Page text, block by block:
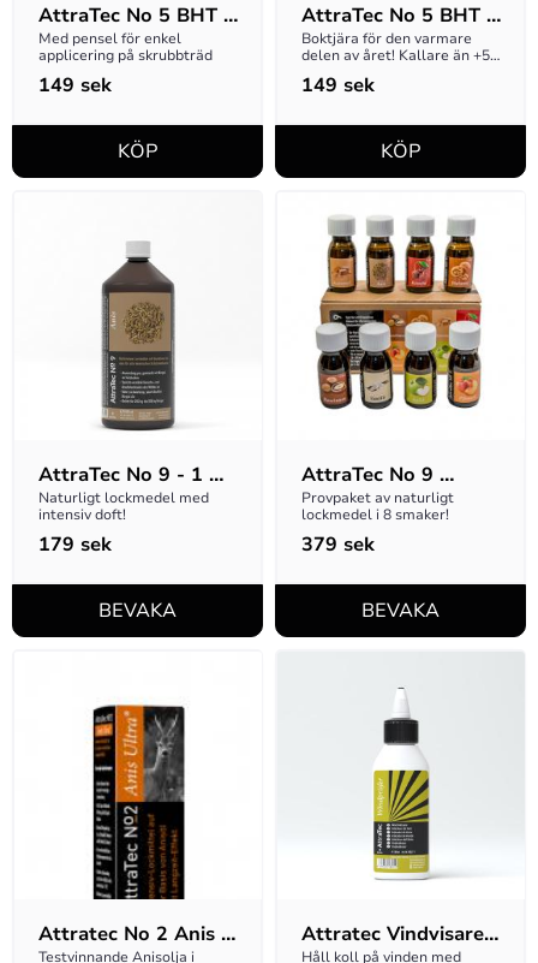
AttraTec No 5 BHT
500ml penselburk
Med pensel för enkel
applicering på skrubbträd
149 sek
AttraTec No 5 BHT
Pur 3kg
Boktjära för den varmare
delen av året! Kallare än +5
grader så rekommenderar vi
Attratec No4
149 sek
AttraTec No 9 - 1
liter
Naturligt lockmedel med
intensiv doft!
179 sek
AttraTec No 9
Testset
Provpaket av naturligt
lockmedel i 8 smaker!
379 sek
Attratec No 2 Anis
Ultra
Testvinnande Anisolja i
Attratec Vindvisare
100ml
Håll koll på vinden med